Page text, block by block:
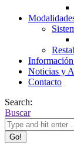
Noticias y
Contacto
Search:
Buscar